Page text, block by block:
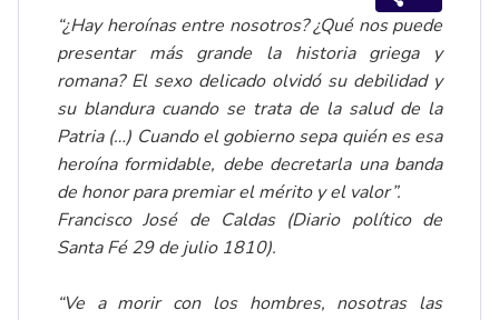
“¿Hay heroínas entre nosotros? ¿Qué nos puede
presentar más grande la historia griega y
romana? El sexo delicado olvidó su debilidad y
su blandura cuando se trata de la salud de la
Patria (…) Cuando el gobierno sepa quién es esa
heroína formidable, debe decretarla una banda
de honor para premiar el mérito y el valor”.
Francisco José de Caldas (Diario político de
Santa Fé 29 de julio 1810).
“Ve a morir con los hombres, nosotras las